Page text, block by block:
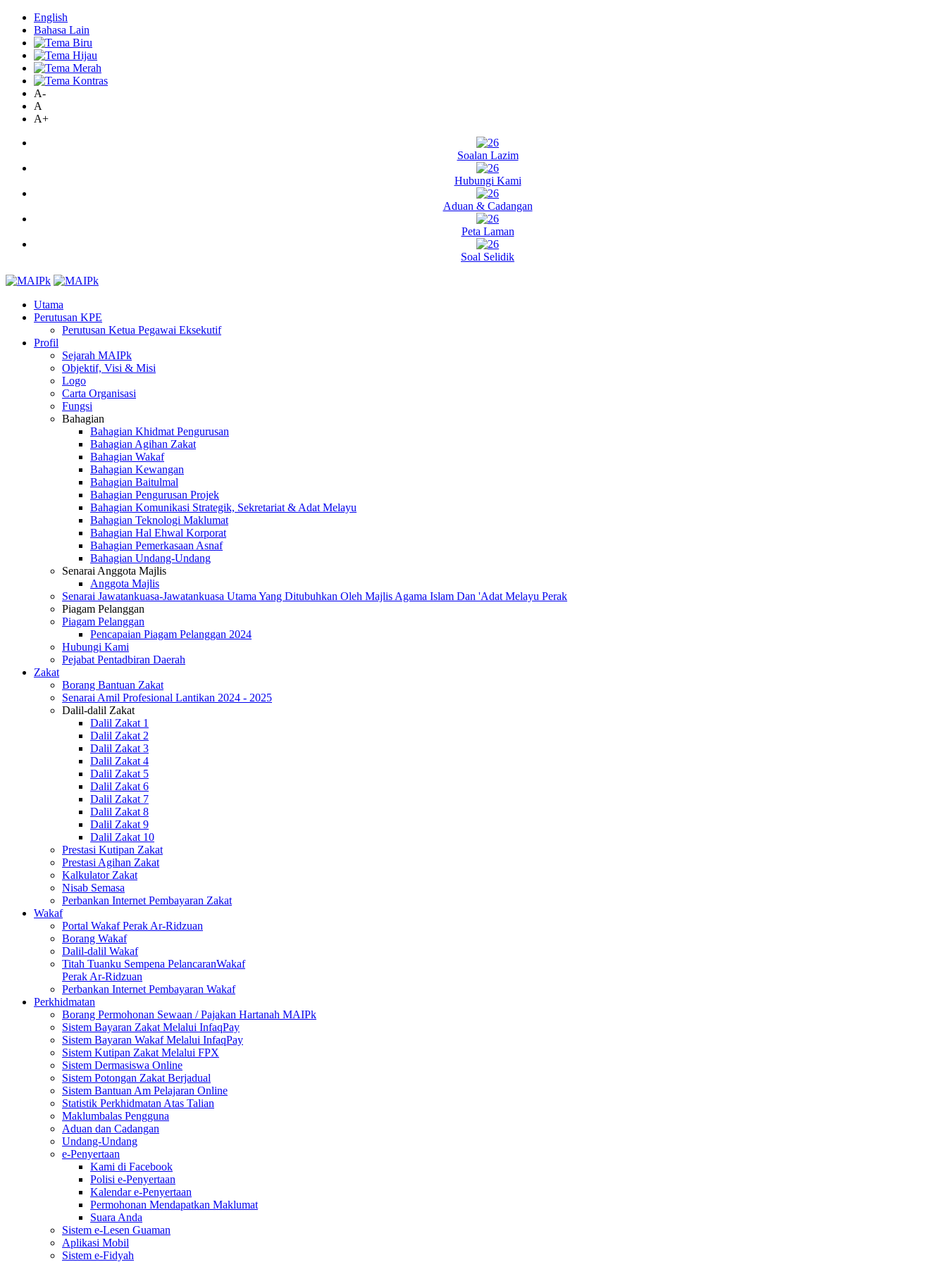
English
Bahasa Lain
A-
A
A+
Soalan Lazim
Hubungi Kami
Aduan & Cadangan
Peta Laman
Soal Selidik
Utama
Perutusan KPE
Perutusan Ketua Pegawai Eksekutif
Profil
Sejarah MAIPk
Objektif, Visi & Misi
Logo
Carta Organisasi
Fungsi
Bahagian
Bahagian Khidmat Pengurusan
Bahagian Agihan Zakat
Bahagian Wakaf
Bahagian Kewangan
Bahagian Baitulmal
Bahagian Pengurusan Projek
Bahagian Komunikasi Strategik, Sekretariat & Adat Melayu
Bahagian Teknologi Maklumat
Bahagian Hal Ehwal Korporat
Bahagian Pemerkasaan Asnaf
Bahagian Undang-Undang
Senarai Anggota Majlis
Anggota Majlis
Senarai Jawatankuasa-Jawatankuasa Utama Yang Ditubuhkan Oleh Majlis Agama Islam Dan 'Adat Melayu Perak
Piagam Pelanggan
Piagam Pelanggan
Pencapaian Piagam Pelanggan 2024
Hubungi Kami
Pejabat Pentadbiran Daerah
Zakat
Borang Bantuan Zakat
Senarai Amil Profesional Lantikan 2024 - 2025
Dalil-dalil Zakat
Dalil Zakat 1
Dalil Zakat 2
Dalil Zakat 3
Dalil Zakat 4
Dalil Zakat 5
Dalil Zakat 6
Dalil Zakat 7
Dalil Zakat 8
Dalil Zakat 9
Dalil Zakat 10
Prestasi Kutipan Zakat
Prestasi Agihan Zakat
Kalkulator Zakat
Nisab Semasa
Perbankan Internet Pembayaran Zakat
Wakaf
Portal Wakaf Perak Ar-Ridzuan
Borang Wakaf
Dalil-dalil Wakaf
Titah Tuanku Sempena PelancaranWakaf
Perak Ar-Ridzuan
Perbankan Internet Pembayaran Wakaf
Perkhidmatan
Borang Permohonan Sewaan / Pajakan Hartanah MAIPk
Sistem Bayaran Zakat Melalui InfaqPay
Sistem Bayaran Wakaf Melalui InfaqPay
Sistem Kutipan Zakat Melalui FPX
Sistem Dermasiswa Online
Sistem Potongan Zakat Berjadual
Sistem Bantuan Am Pelajaran Online
Statistik Perkhidmatan Atas Talian
Maklumbalas Pengguna
Aduan dan Cadangan
Undang-Undang
e-Penyertaan
Kami di Facebook
Polisi e-Penyertaan
Kalendar e-Penyertaan
Permohonan Mendapatkan Maklumat
Suara Anda
Sistem e-Lesen Guaman
Aplikasi Mobil
Sistem e-Fidyah